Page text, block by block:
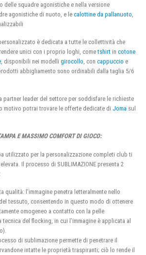
delle squadre agonistiche e nella versione
agonistiche di nuoto, e le calottine da pallanuoto
è dedicata a tutte le collettività che
unici con i proprio loghi, cometshirt in cotone
, disponibili nei modelli girocollo , con cappuccio e
abbigliamento sono ordinabili dalla taglia 5/6
partner leader del settore per soddisfare le richieste
motivo potrai trovare le offerte dedicate di Joma sul
E MASSIMO COMFORT DI GIOCO:
utilizzato per la personalizzazione completi club ti
Il processo di SUBLIMAZIONE presenta 2
qualità: l’immagine penetra letteralmente nello
tessuto, consentendo in questo modo di ottenere
omogeneo a contatto con la pelle
tecnica del flocking, in cui l’immagine è applicata al
di sublimazione permette di penetrare il
intatte le proprietà traspiranti; ciò lo rende il